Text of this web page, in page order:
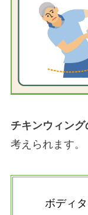
チキンウィング
考えられます。
ボディ